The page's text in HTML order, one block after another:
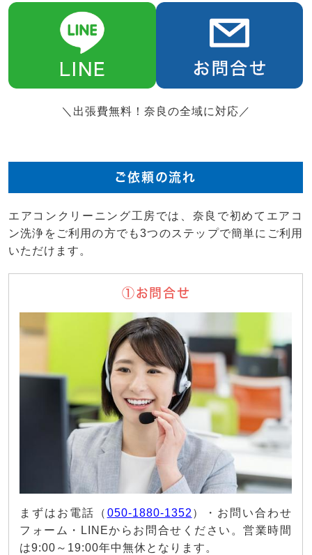
＼出張費無料！奈良の全域に対応／
ご依頼の流れ
エアコンクリーニング工房では、奈良で初めてエアコ
ン洗浄をご利用の方でも3つのステップで簡単にご利用
いただけます。
①お問合せ
まずはお電話（ 050-1880-1352 ）・お問い合わせ
フォーム・LINEからお問合せください。営業時間
は9:00～19:00年中無休となります。